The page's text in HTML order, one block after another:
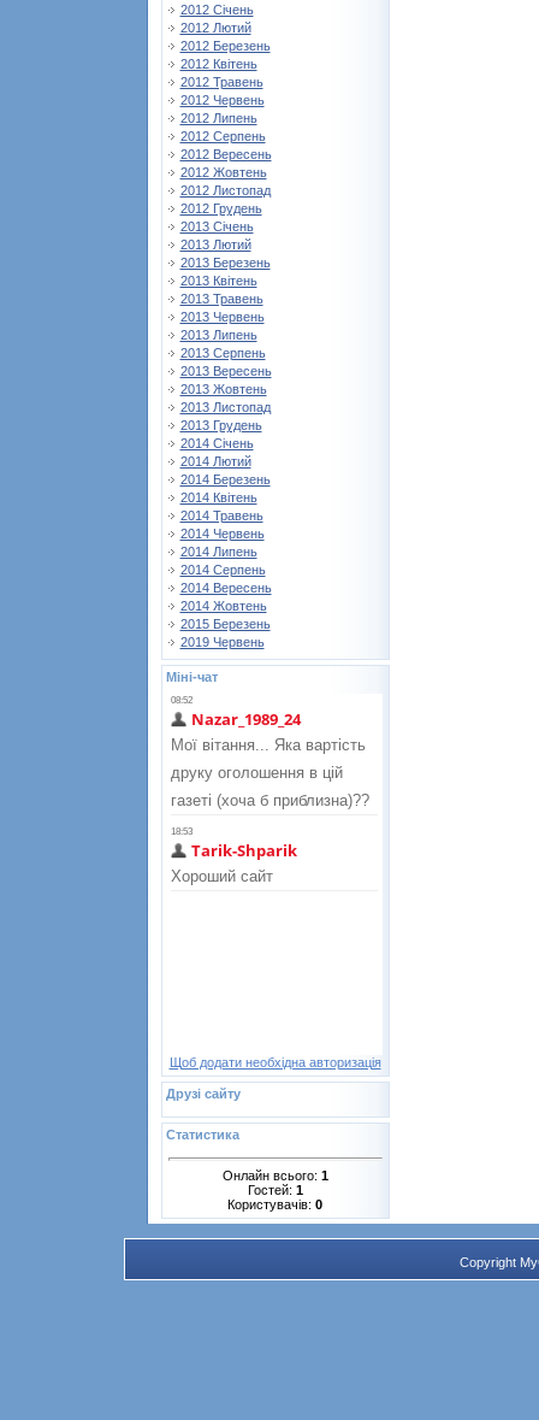
2012 Січень
2012 Лютий
2012 Березень
2012 Квітень
2012 Травень
2012 Червень
2012 Липень
2012 Серпень
2012 Вересень
2012 Жовтень
2012 Листопад
2012 Грудень
2013 Січень
2013 Лютий
2013 Березень
2013 Квітень
2013 Травень
2013 Червень
2013 Липень
2013 Серпень
2013 Вересень
2013 Жовтень
2013 Листопад
2013 Грудень
2014 Січень
2014 Лютий
2014 Березень
2014 Квітень
2014 Травень
2014 Червень
2014 Липень
2014 Серпень
2014 Вересень
2014 Жовтень
2015 Березень
2019 Червень
Міні-чат
Щоб додати необхідна авторизація
Друзі сайту
Статистика
Онлайн всього: 1
Гостей: 1
Користувачів: 0
Copyright